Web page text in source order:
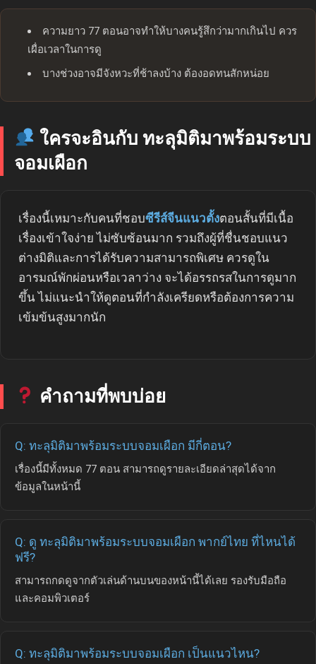
ความยาว 77 ตอนอาจทำให้บางคนรู้สึกว่ามากเกินไป ควร
เผื่อเวลาในการดู
บางช่วงอาจมีจังหวะที่ช้าลงบ้าง ต้องอดทนสักหน่อย
ใครจะอินกับ ทะลุมิติมาพร้อมระบบ
จอมเผือก
เรื่องนี้เหมาะกับคนที่ชอบซีรีส์จีนแนวตั้งตอนสั้นที่มีเนื้อ
เรื่องเข้าใจง่าย ไม่ซับซ้อนมาก รวมถึงผู้ที่ชื่นชอบแนว
ต่างมิติและการได้รับความสามารถพิเศษ ควรดูใน
อารมณ์พักผ่อนหรือเวลาว่าง จะได้อรรถรสในการดูมาก
ขึ้น ไม่แนะนำให้ดูตอนที่กำลังเครียดหรือต้องการความ
เข้มข้นสูงมากนัก
คำถามที่พบบ่อย
Q: ทะลุมิติมาพร้อมระบบจอมเผือก มีกี่ตอน?
เรื่องนี้มีทั้งหมด 77 ตอน สามารถดูรายละเอียดล่าสุดได้จาก
ข้อมูลในหน้านี้
Q: ดู ทะลุมิติมาพร้อมระบบจอมเผือก พากย์ไทย ที่ไหนได้
ฟรี?
สามารถกดดูจากตัวเล่นด้านบนของหน้านี้ได้เลย รองรับมือถือ
และคอมพิวเตอร์
Q: ทะลุมิติมาพร้อมระบบจอมเผือก เป็นแนวไหน?